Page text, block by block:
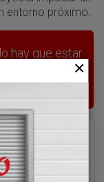
entorno próximo.
hay que estar
en España.